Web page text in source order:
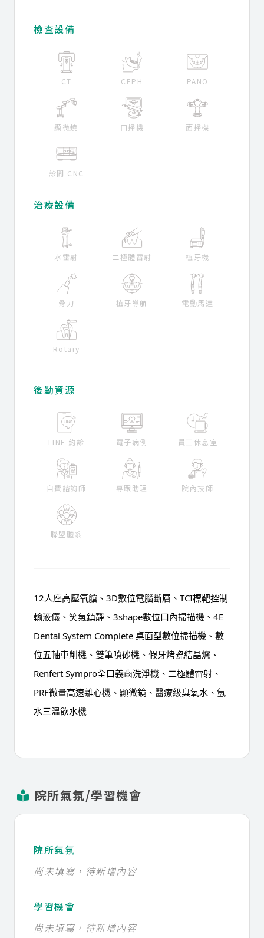
檢查設備
CT CEPH PANO
顯微鏡 口掃機 面掃機
診間 CNC
治療設備
水雷射 二極體雷射 植牙機
骨刀 植牙導航 電動馬達
Rotary
後勤資源
LINE 約診 電子病例 員工休息室
自費諮詢師 專跟助理 院內技師
聯盟體系
12人座高壓氧艙、3D數位電腦斷層、TCI標靶控制
輸液儀、笑氣鎮靜、3shape數位口內掃描機、4E
Dental System Complete 桌面型數位掃描機、數
位五軸車削機、雙筆噴砂機、假牙烤瓷結晶爐、
Renfert Sympro全口義齒洗淨機、二極體雷射、
PRF微量高速離心機、顯微鏡、醫療級臭氧水、氫
水三溫飲水機
院所氣氛/學習機會
院所氣氛
尚未填寫，待新增內容
學習機會
尚未填寫，待新增內容